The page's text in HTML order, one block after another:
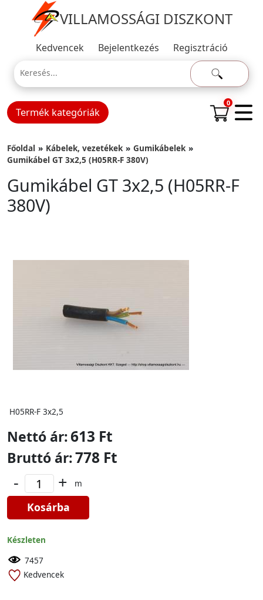
VILLAMOSSÁGI DISZKONT
Kedvencek Bejelentkezés Regisztráció
Termék kategóriák
0
Főoldal Kábelek, vezetékek
Gumikábelek
Gumikábel GT 3x2,5 (H05RR-F 380V)
Gumikábel GT 3x2,5 (H05RR-F
380V)
H05RR-F 3x2,5
Nettó ár:613 Ft
Bruttó ár:778 Ft
- + m
Kosárba
Készleten
7457
Kedvencek